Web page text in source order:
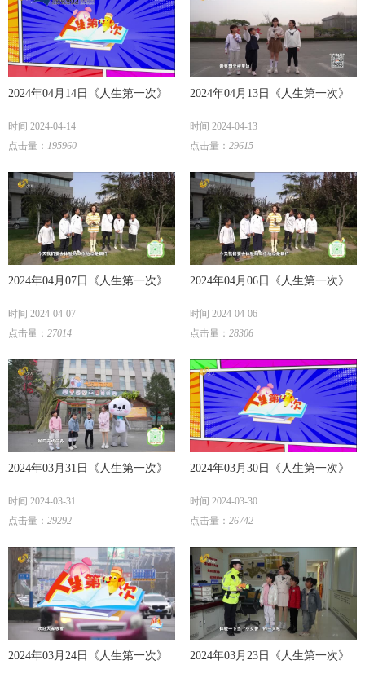
2024年04月14日《人生第一次》
时间 2024-04-14
点击量： 195960
2024年04月13日《人生第一次》
时间 2024-04-13
点击量： 29615
2024年04月07日《人生第一次》
时间 2024-04-07
点击量： 27014
2024年04月06日《人生第一次》
时间 2024-04-06
点击量： 28306
2024年03月31日《人生第一次》
时间 2024-03-31
点击量： 29292
2024年03月30日《人生第一次》
时间 2024-03-30
点击量： 26742
2024年03月24日《人生第一次》 2024年03月23日《人生第一次》